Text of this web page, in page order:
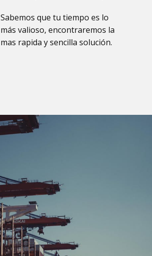
Sabemos que tu tiempo es lo
más valioso, encontraremos la
mas rapida y sencilla solución.